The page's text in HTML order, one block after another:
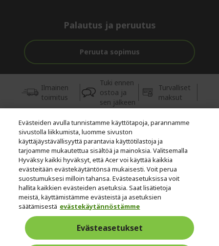
Palautus ja peruutus
Peruuta sopimus
Ilmainen
toimitus
Tuki ennen
ostoa ja
sen jälkeen
Turvalliset
maksut
© 2026 Acer Inc.
Tästä kaupasta ostettavien tuotteiden ja palvelujen valtuutettu
jälleenmyyjä on CPYou BV.
Suomi
Evästeiden avulla tunnistamme käyttötapoja, parannamme
sivustolla liikkumista, luomme sivuston
käyttäjäystävällisyyttä parantavia käyttötilastoja ja
tarjoamme mukautettua sisältöä ja mainoksia. Valitsemalla
Hyväksy kaikki hyväksyt, että Acer voi käyttää kaikkia
evästeitään evästekäytäntönsä mukaisesti. Voit perua
suostumuksesi milloin tahansa. Evästeasetuksissa voit
hallita kaikkien evästeiden asetuksia. Saat lisätietoja
meistä, käyttämistämme evästeistä ja asetuksien
säätämisestä evästekäytännöstämme
Evästeasetukset